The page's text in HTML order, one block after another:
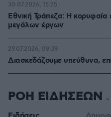
Εθνική Τράπεζα: Η κορυφαία
μεγάλων έργων
30.07.2026, 15:25
Διασκεδάζουμε υπεύθυνα,
29.07.2026, 09:39
ΡΟΗ ΕΙΔΗΣΕΩΝ